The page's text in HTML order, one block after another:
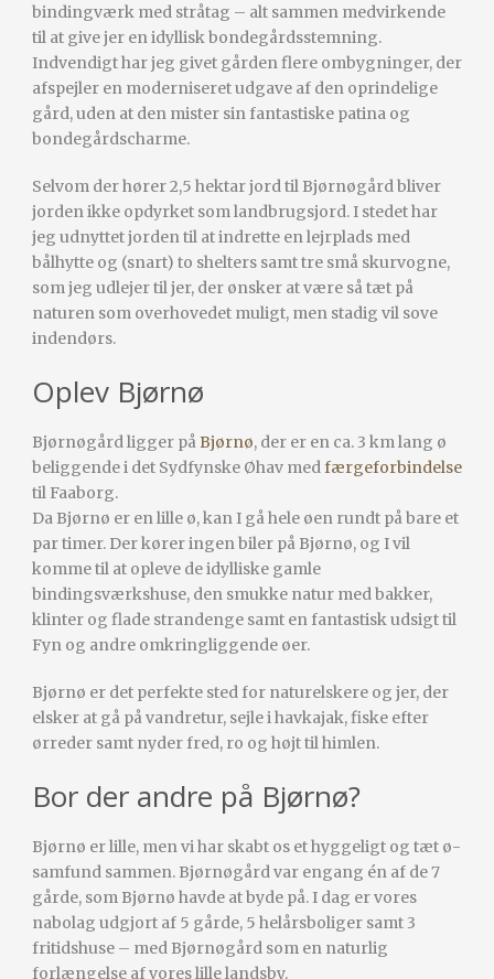
bindingværk med stråtag – alt sammen medvirkende
til at give jer en idyllisk bondegårdsstemning.
Indvendigt har jeg givet gården flere ombygninger, der
afspejler en moderniseret udgave af den oprindelige
gård, uden at den mister sin fantastiske patina og
bondegårdscharme.
Selvom der hører 2,5 hektar jord til Bjørnøgård bliver
jorden ikke opdyrket som landbrugsjord. I stedet har
jeg udnyttet jorden til at indrette en lejrplads med
bålhytte og (snart) to shelters samt tre små skurvogne,
som jeg udlejer til jer, der ønsker at være så tæt på
naturen som overhovedet muligt, men stadig vil sove
indendørs.
Oplev Bjørnø
Bjørnøgård ligger påBjørnø, der er en ca. 3 km lang ø
beliggende i det Sydfynske Øhav medfærgeforbindelse
til Faaborg.
Da Bjørnø er en lille ø, kan I gå hele øen rundt på bare et
par timer. Der kører ingen biler på Bjørnø, og I vil
komme til at opleve de idylliske gamle
bindingsværkshuse, den smukke natur med bakker,
klinter og flade strandenge samt en fantastisk udsigt til
Fyn og andre omkringliggende øer.
Bjørnø er det perfekte sted for naturelskere og jer, der
elsker at gå på vandretur, sejle i havkajak, fiske efter
ørreder samt nyder fred, ro og højt til himlen.
Bor der andre på Bjørnø?
Bjørnø er lille, men vi har skabt os et hyggeligt og tæt ø-
samfund sammen. Bjørnøgård var engang én af de 7
gårde, som Bjørnø havde at byde på. I dag er vores
nabolag udgjort af 5 gårde, 5 helårsboliger samt 3
fritidshuse – med Bjørnøgård som en naturlig
forlængelse af vores lille landsby.